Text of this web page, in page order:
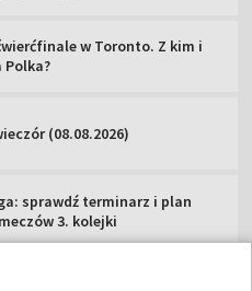
w Toronto. Z kim i
Polka?
(08.08.2026)
sprawdź terminarz i plan
3. kolejki